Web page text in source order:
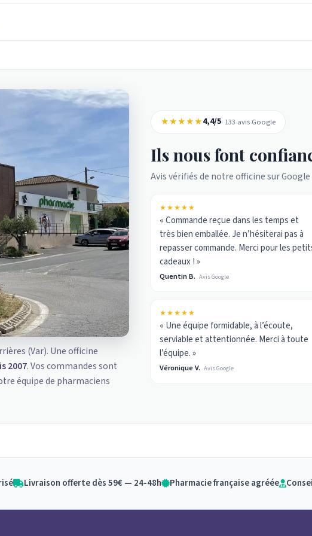
(Var). Une officine
2007. Vos commandes sont
équipe de pharmaciens
★★★★★4,4/5· 133 avis Google
Ils nous font
Avis vérifiés de notre officine sur Google
★★★★★
« Commande reçue dans les temps et
très bien emballée. Je n’hésiterai pas à
repasser commande. Merci pour les
cadeaux ! »
Quentin B. Avis Google
★★★★★
« Une équipe formidable, à l’écoute,
serviable et attentionnée. Merci à toute
l’équipe. »
Véronique V. Avis Google
Livraison offerte dès 59€ — 24-48h Pharmacie française agréée